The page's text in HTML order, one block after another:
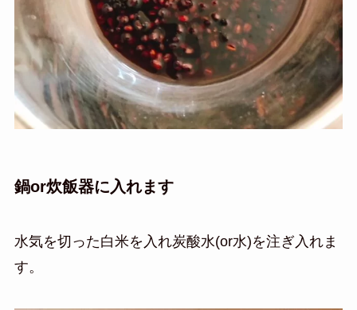
鍋or炊飯器に入れます
水気を切った白米を入れ炭酸水(or水)を注ぎ入れま
す。